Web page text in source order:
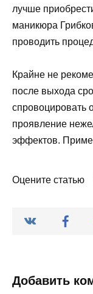
лучше
маникюра
проводить
Крайне не
после выхода
спровоцировать
проявление
эффектов.
Оцените статью
Добавить